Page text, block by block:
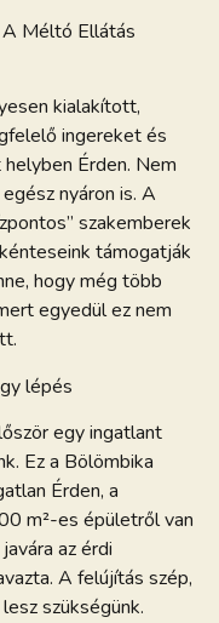
Méltó Ellátás
kialakított,
ingereket és
Érden. Nem
nyáron is. A
szakemberek
támogatják
hogy még több
egyedül ez nem
lépés
egy ingatlant
Ez a Bölömbika
Érden, a
m²-es épületről van
az érdi
A felújítás szép,
szükségünk.